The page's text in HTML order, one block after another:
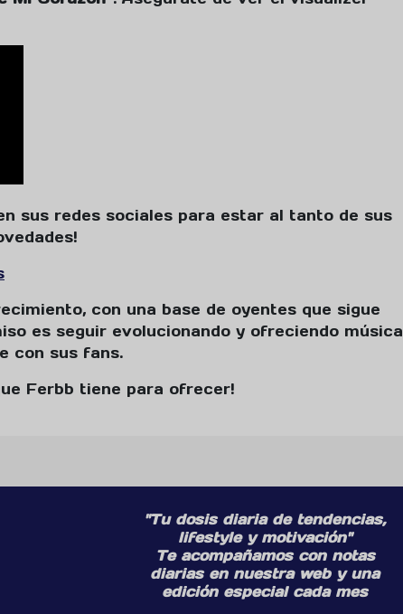
sus redes sociales para estar al tanto de sus
con una base de oyentes que sigue
es seguir evolucionando y ofreciendo música
con sus fans.
Ferbb tiene para ofrecer!
"Tu dosis diaria de tendencias,
lifestyle y motivación"
Te acompañamos con notas
diarias en nuestra web y una
edición especial cada mes